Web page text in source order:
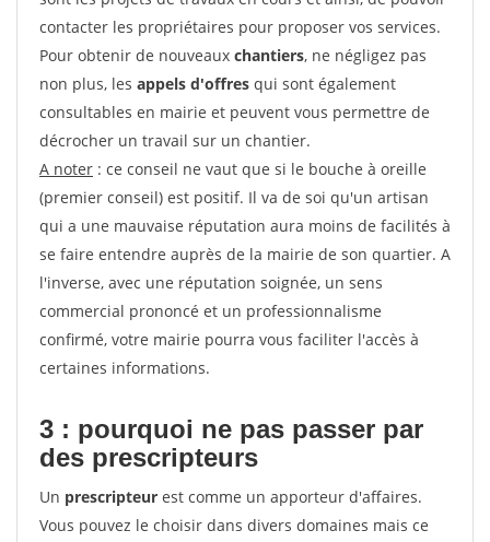
contacter les propriétaires pour proposer vos services.
Pour obtenir de nouveaux chantiers, ne négligez pas
non plus, les appels d'offres qui sont également
consultables en mairie et peuvent vous permettre de
décrocher un travail sur un chantier.
A noter : ce conseil ne vaut que si le bouche à oreille
(premier conseil) est positif. Il va de soi qu'un artisan
qui a une mauvaise réputation aura moins de facilités à
se faire entendre auprès de la mairie de son quartier. A
l'inverse, avec une réputation soignée, un sens
commercial prononcé et un professionnalisme
confirmé, votre mairie pourra vous faciliter l'accès à
certaines informations.
3 : pourquoi ne pas passer par
des prescripteurs
Un prescripteur est comme un apporteur d'affaires.
Vous pouvez le choisir dans divers domaines mais ce